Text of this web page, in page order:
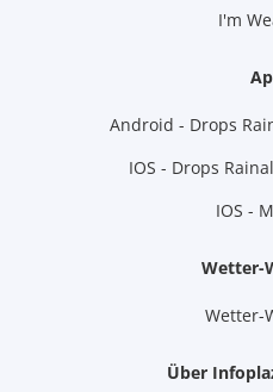
I'm
Android - Drops
IOS - Drops
IOS -
Wetter-
Wetter-
Über